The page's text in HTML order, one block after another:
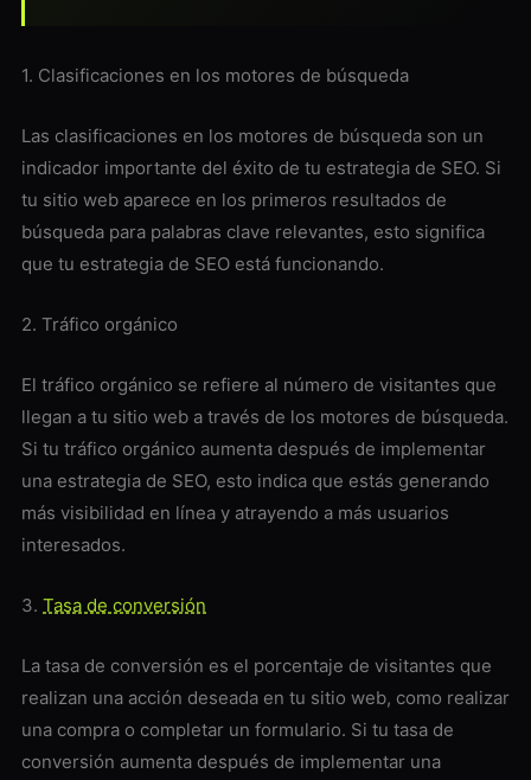
1. Clasificaciones en los motores de búsqueda
Las clasificaciones en los motores de búsqueda son un
indicador importante del éxito de tu estrategia de SEO. Si
tu sitio web aparece en los primeros resultados de
búsqueda para palabras clave relevantes, esto significa
que tu estrategia de SEO está funcionando.
2. Tráfico orgánico
El tráfico orgánico se refiere al número de visitantes que
llegan a tu sitio web a través de los motores de búsqueda.
Si tu tráfico orgánico aumenta después de implementar
una estrategia de SEO, esto indica que estás generando
más visibilidad en línea y atrayendo a más usuarios
interesados.
3. Tasa de conversión
La tasa de conversión es el porcentaje de visitantes que
realizan una acción deseada en tu sitio web, como realizar
una compra o completar un formulario. Si tu tasa de
conversión aumenta después de implementar una